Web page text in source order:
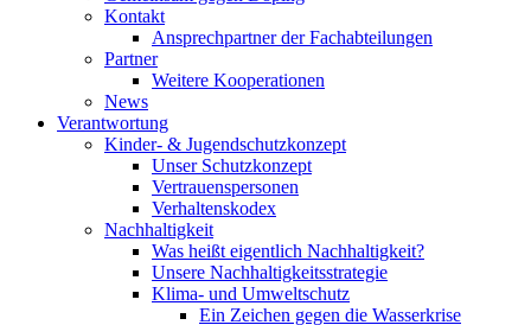
Kontakt
Ansprechpartner der Fachabteilungen
Partner
Weitere Kooperationen
News
Verantwortung
Kinder- & Jugendschutzkonzept
Unser Schutzkonzept
Vertrauenspersonen
Verhaltenskodex
Nachhaltigkeit
Was heißt eigentlich Nachhaltigkeit?
Unsere Nachhaltigkeitsstrategie
Klima- und Umweltschutz
Ein Zeichen gegen die Wasserkrise